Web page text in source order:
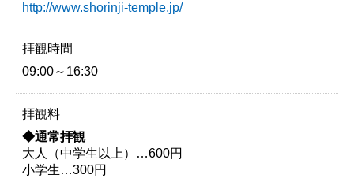
http://www.shorinji-temple.jp/
拝観時間
09:00～16:30
拝観料
◆通常拝観
大人（中学生以上）…600円
小学生…300円